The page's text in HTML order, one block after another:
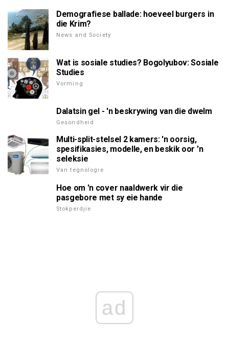
Demografiese ballade: hoeveel burgers in
die Krim?
News and Society
Wat is sosiale studies? Bogolyubov: Sosiale
Studies
Vorming
Dalatsin gel - 'n beskrywing van die dwelm
Gesondheid
Multi-split-stelsel 2 kamers: 'n oorsig,
spesifikasies, modelle, en beskik oor 'n
seleksie
Van tegnologie
Hoe om 'n cover naaldwerk vir die
pasgebore met sy eie hande
Stokperdjie
ad